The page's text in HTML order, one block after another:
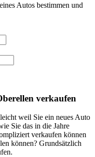
Autos bestimmen und
verkaufen
weil Sie ein neues Auto
Sie das in die Jahre
verkaufen können
können? Grundsätzlich